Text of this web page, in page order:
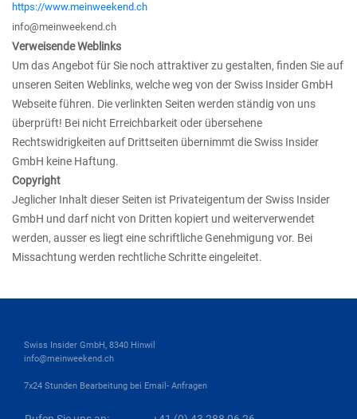
https://www.meinweekend.ch
info@meinweekend.ch
Verweisende Weblinks
Um das Angebot für Sie noch attraktiver zu gestalten, finden Sie auf
unseren Seiten Weblinks, welche weg von der Swiss Insider GmbH
Webseite führen. Die verlinkten Seiten werden ständig von uns
überprüft! Bei nicht Erreichbarkeit oder übersehene
Rechtswidrigkeiten auf Drittseiten übernimmt die Swiss Insider
GmbH keine Haftung.
Copyright
Jeglicher Inhalt dieser Seiten ist Privateigentum der Swiss Insider
GmbH und darf nicht von Dritten kopiert und weiterverwendet
werden, ausser es liegt eine schriftliche Genehmigung vor. Bei
Missachtung werden rechtliche Schritte eingeleitet.
Swiss Insider GmbH, 8340 Hinwil
info@meinweekend.ch
7x24 Stunden Bearbeitung bei Email- Anfragen